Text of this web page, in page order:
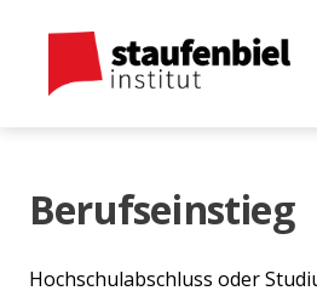
Berufseinstieg
Hochschulabschluss oder